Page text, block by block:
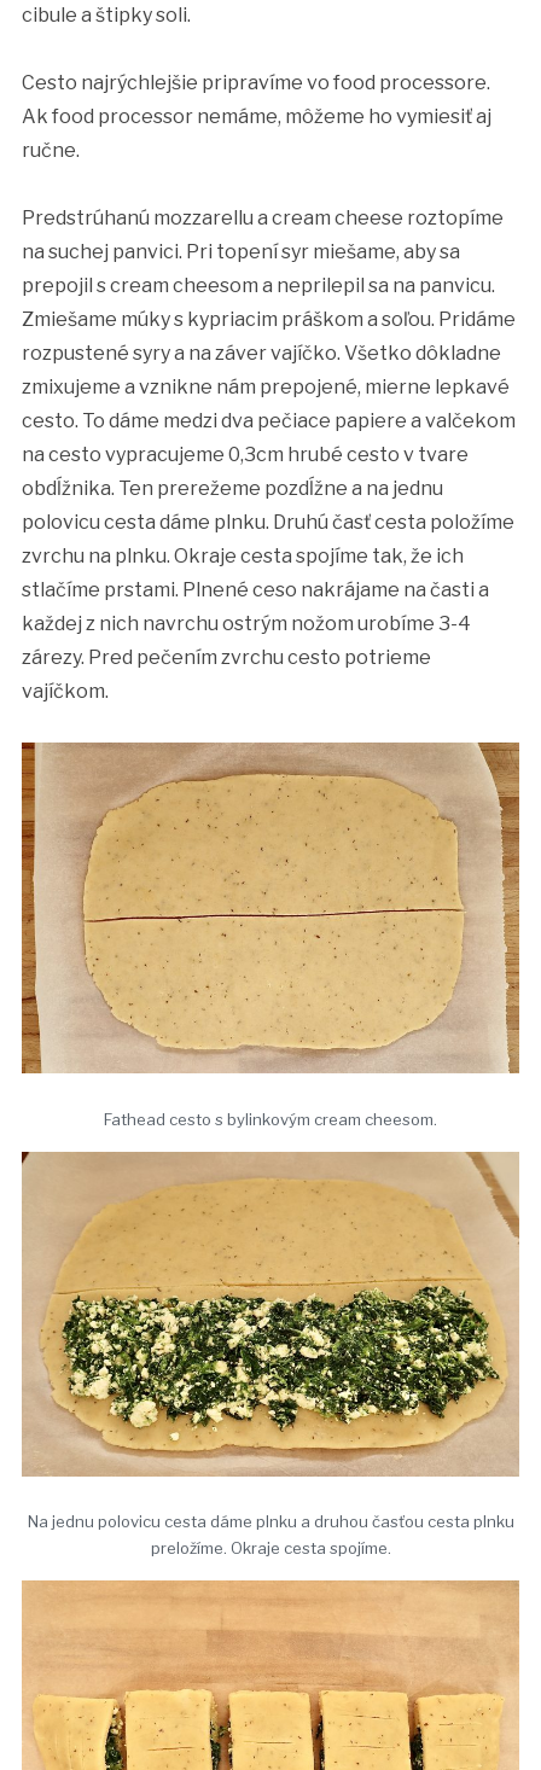
cibule a štipky soli.
Cesto najrýchlejšie pripravíme vo food processore.
Ak food processor nemáme, môžeme ho vymiesiť aj
ručne.
Predstrúhanú mozzarellu a cream cheese roztopíme
na suchej panvici. Pri topení syr miešame, aby sa
prepojil s cream cheesom a neprilepil sa na panvicu.
Zmiešame múky s kypriacim práškom a soľou. Pridáme
rozpustené syry a na záver vajíčko. Všetko dôkladne
zmixujeme a vznikne nám prepojené, mierne lepkavé
cesto. To dáme medzi dva pečiace papiere a valčekom
na cesto vypracujeme 0,3cm hrubé cesto v tvare
obdĺžnika. Ten prerežeme pozdĺžne a na jednu
polovicu cesta dáme plnku. Druhú časť cesta položíme
zvrchu na plnku. Okraje cesta spojíme tak, že ich
stlačíme prstami. Plnené ceso nakrájame na časti a
každej z nich navrchu ostrým nožom urobíme 3-4
zárezy. Pred pečením zvrchu cesto potrieme
vajíčkom.
Fathead cesto s bylinkovým cream cheesom.
Na jednu polovicu cesta dáme plnku a druhou časťou cesta plnku
preložíme. Okraje cesta spojíme.